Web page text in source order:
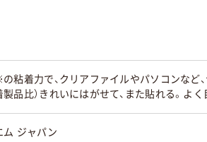
通常粘着 強粘着
スタンダード スタン
粘着力で、クリアファイルやパソコンなど
品比）きれいにはがせて、また貼れる。よ
ム ジャパン